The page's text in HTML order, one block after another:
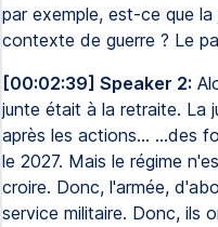
par exemple, est-ce que
contexte de guerre ? Le
[00:02:39] Speaker 2:
junte était à la retraite. La
après les actions... ...des
le 2027. Mais le régime
croire. Donc, l'armée,
service militaire. Donc, ils